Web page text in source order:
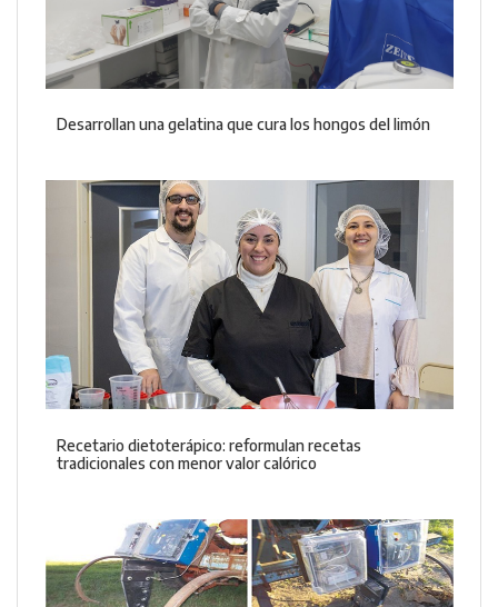
Desarrollan una gelatina que cura los hongos del limón
Recetario dietoterápico: reformulan recetas
tradicionales con menor valor calórico